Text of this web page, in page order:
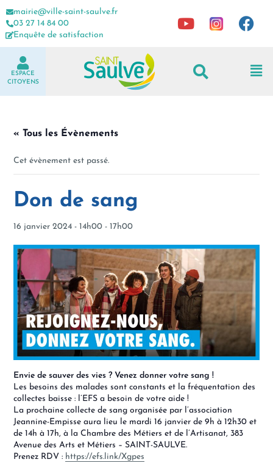
mairie@ville-saint-saulve.fr
03 27 14 84 00
Enquête de satisfaction
ESPACE
CITOYENS
« Tous les Évènements
Cet évènement est passé.
Don de sang
16 janvier 2024 - 14h00 -17h00
Envie de sauver des vies ? Venez donner votre sang !
Les besoins des malades sont constants et la fréquentation des
collectes baisse : l’EFS a besoin de votre aide !
La prochaine collecte de sang organisée par l’association
Jeannine-Empisse aura lieu le mardi 16 janvier de 9h à 12h30 et
de 14h à 17h, à la Chambre des Métiers et de l’Artisanat, 383
Avenue des Arts et Métiers – SAINT-SAULVE.
Prenez RDV : https://efs.link/Xgpes